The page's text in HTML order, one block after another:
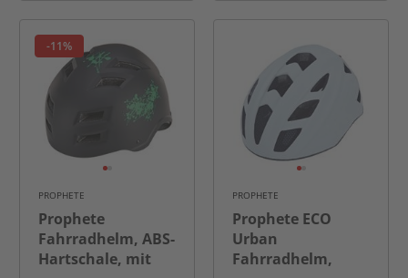
-11%
PROPHETE
Prophete
Fahrradhelm, ABS-
Hartschale, mit
PROPHETE
Prophete ECO
Urban
Fahrradhelm,